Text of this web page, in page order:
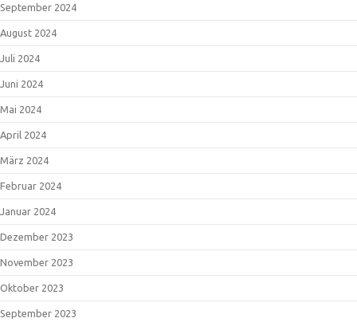
September 2024
August 2024
Juli 2024
Juni 2024
Mai 2024
April 2024
März 2024
Februar 2024
Januar 2024
Dezember 2023
November 2023
Oktober 2023
September 2023